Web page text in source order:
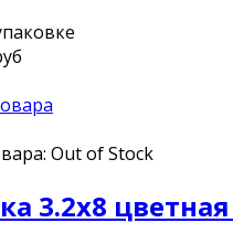
Out of Stock
3.2х8